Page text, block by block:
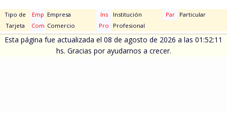
Tipo de
Tarjeta
Emp Empresa Ins Institución Par
Particular
Com Comercio Pro Profesional
Esta página fue actualizada el 08 de agosto de 2026 a las 01:52:11
hs. Gracias por ayudarnos a crecer.